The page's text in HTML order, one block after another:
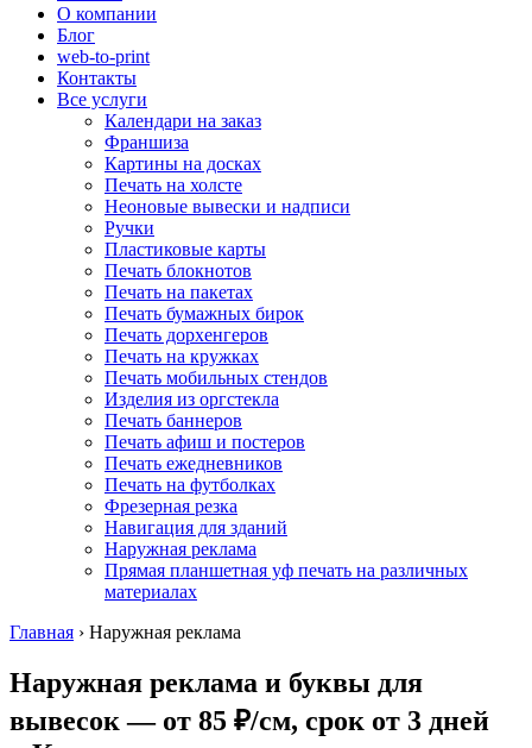
О компании
Блог
web-to-print
Контакты
Все услуги
Календари на заказ
Франшиза
Картины на досках
Печать на холсте
Неоновые вывески и надписи
Ручки
Пластиковые карты
Печать блокнотов
Печать на пакетах
Печать бумажных бирок
Печать дорхенгеров
Печать на кружках
Печать мобильных стендов
Изделия из оргстекла
Печать баннеров
Печать афиш и постеров
Печать ежедневников
Печать на футболках
Фрезерная резка
Навигация для зданий
Наружная реклама
Прямая планшетная уф печать на различных
материалах
Главная › Наружная реклама
Наружная реклама и буквы для
вывесок — от 85 ₽/см, срок от 3 дней